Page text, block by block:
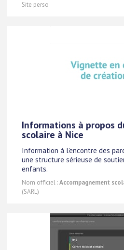
Site perso
Informations à propos
scolaire à Nice
Information à l'encontre des
une structure sérieuse de
enfants.
Nom officiel :Accompagnement
(SARL)